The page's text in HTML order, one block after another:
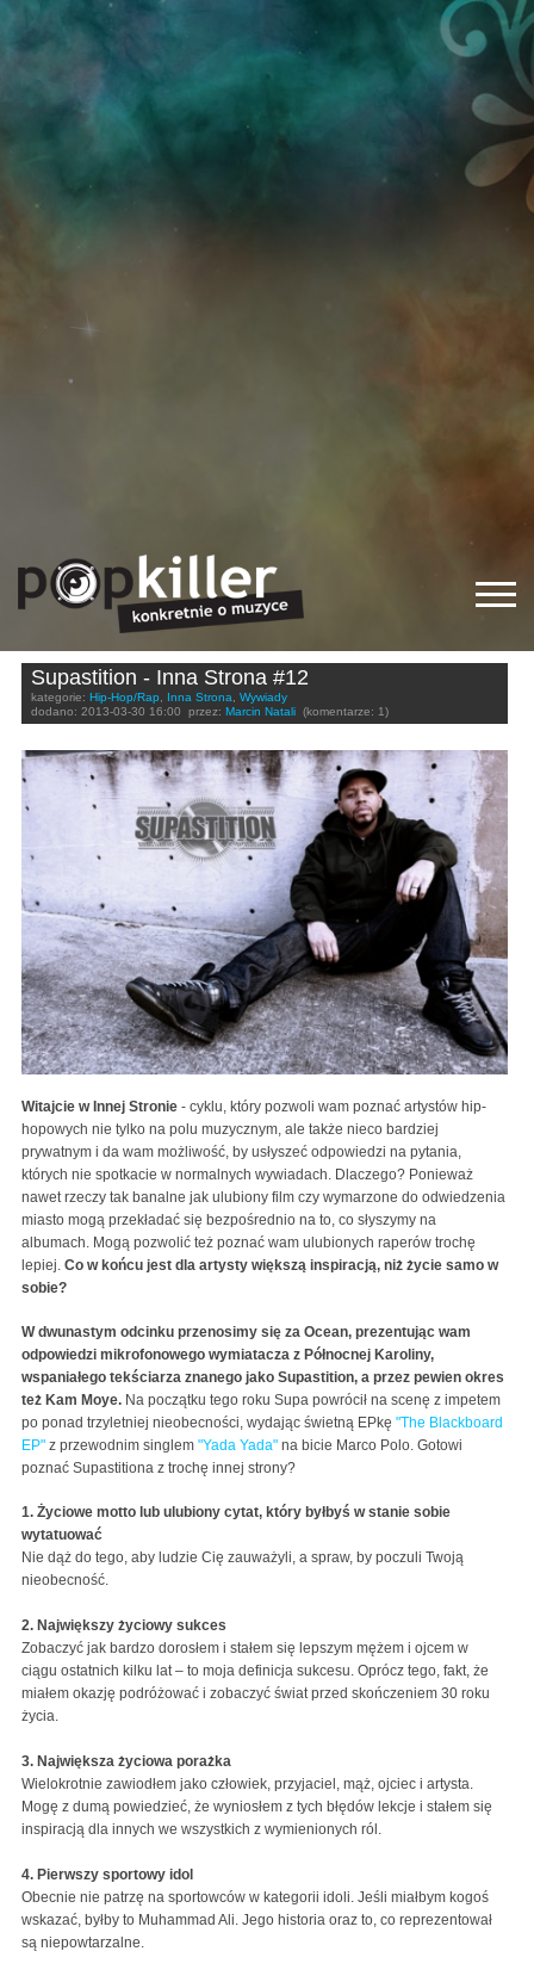
Supastition - Inna Strona #12
kategorie: Hip-Hop/Rap, Inna Strona, Wywiady
dodano: 2013-03-30 16:00 przez: Marcin Natali (komentarze: 1)
Witajcie w Innej Stronie - cyklu, który pozwoli wam poznać artystów hip-
hopowych nie tylko na polu muzycznym, ale także nieco bardziej
prywatnym i da wam możliwość, by usłyszeć odpowiedzi na pytania,
których nie spotkacie w normalnych wywiadach. Dlaczego? Ponieważ
nawet rzeczy tak banalne jak ulubiony film czy wymarzone do odwiedzenia
miasto mogą przekładać się bezpośrednio na to, co słyszymy na
albumach. Mogą pozwolić też poznać wam ulubionych raperów trochę
lepiej. Co w końcu jest dla artysty większą inspiracją, niż życie samo w
sobie?
W dwunastym odcinku przenosimy się za Ocean, prezentując wam
odpowiedzi mikrofonowego wymiatacza z Północnej Karoliny,
wspaniałego tekściarza znanego jako Supastition, a przez pewien okres
też Kam Moye. Na początku tego roku Supa powrócił na scenę z impetem
po ponad trzyletniej nieobecności, wydając świetną EPkę "The Blackboard
EP" z przewodnim singlem "Yada Yada" na bicie Marco Polo. Gotowi
poznać Supastitiona z trochę innej strony?
1. Życiowe motto lub ulubiony cytat, który byłbyś w stanie sobie
wytatuować
Nie dąż do tego, aby ludzie Cię zauważyli, a spraw, by poczuli Twoją
nieobecność.
2. Największy życiowy sukces
Zobaczyć jak bardzo dorosłem i stałem się lepszym mężem i ojcem w
ciągu ostatnich kilku lat – to moja definicja sukcesu. Oprócz tego, fakt, że
miałem okazję podróżować i zobaczyć świat przed skończeniem 30 roku
życia.
3. Największa życiowa porażka
Wielokrotnie zawiodłem jako człowiek, przyjaciel, mąż, ojciec i artysta.
Mogę z dumą powiedzieć, że wyniosłem z tych błędów lekcje i stałem się
inspiracją dla innych we wszystkich z wymienionych ról.
4. Pierwszy sportowy idol
Obecnie nie patrzę na sportowców w kategorii idoli. Jeśli miałbym kogoś
wskazać, byłby to Muhammad Ali. Jego historia oraz to, co reprezentował
są niepowtarzalne.